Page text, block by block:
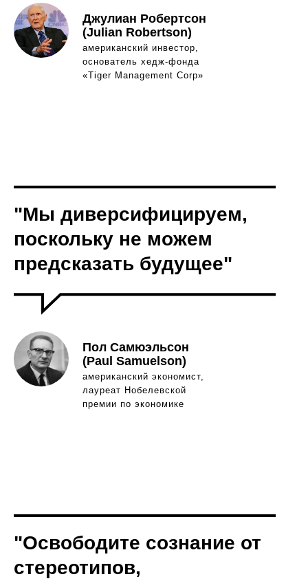
Джулиан Робертсон
(Julian Robertson)
американский инвестор,
основатель хедж-фонда
«Tiger Management Corp»
"Мы диверсифицируем,
поскольку не можем
предсказать будущее"
Пол Самюэльсон
(Paul Samuelson)
американский экономист,
лауреат Нобелевской
премии по экономике
"Освободите сознание от
стереотипов,